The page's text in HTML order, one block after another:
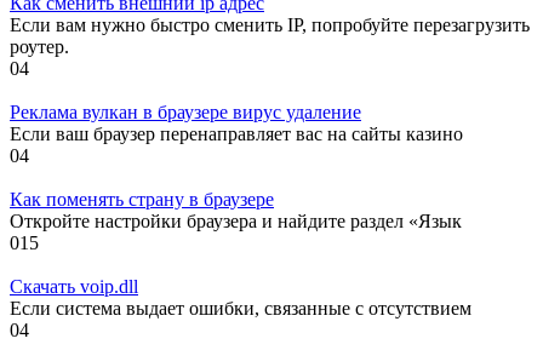
Если вам нужно быстро сменить IP, попробуйте перезагрузить
роутер.
04
Реклама вулкан в браузере вирус удаление
Если ваш браузер перенаправляет вас на сайты казино
04
Как поменять страну в браузере
Откройте настройки браузера и найдите раздел «Язык
015
Скачать voip.dll
Если система выдает ошибки, связанные с отсутствием
04